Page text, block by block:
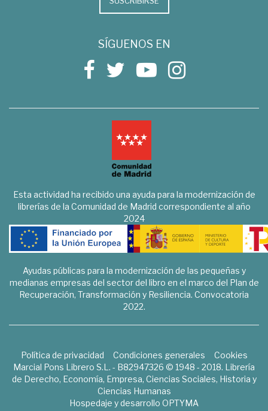
SÍGUENOS EN
Esta actividad ha recibido una ayuda para la modernización de
librerías de la Comunidad de Madrid correspondiente al año
2024
Ayudas públicas para la modernización de las pequeñas y
medianas empresas del sector del libro en el marco del Plan de
Recuperación, Transformación y Resiliencia. Convocatoria
2022.
Política de privacidad Condiciones generales
Cookies
Marcial Pons Librero S.L. - B82947326 © 1948 - 2018. Librería
de Derecho, Economía, Empresa, Ciencias Sociales, Historia y
Ciencias Humanas
Hospedaje y desarrollo OPTYMA